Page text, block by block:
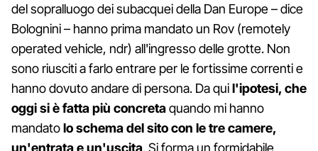
del sopralluogo dei subacquei della Dan Europe – dice
Bolognini – hanno prima mandato un Rov (remotely
operated vehicle, ndr) all'ingresso delle grotte. Non
sono riusciti a farlo entrare per le fortissime correnti e
hanno dovuto andare di persona. Da quil'ipotesi, che
oggi si è fatta più concretaquando mi hanno
mandatolo schema del sito con le tre camere,
un'entrata e un'uscita. Si forma un formidabile